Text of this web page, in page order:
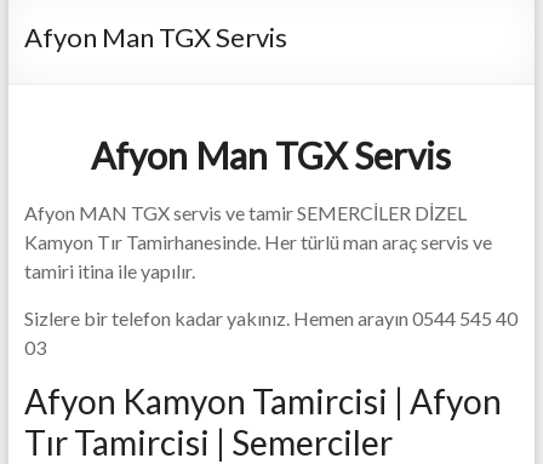
Web
Tasarım
|
Afyon'da
Web
Tasarım
Firması
Afyon Man TGX Servis
Afyon Man TGX Servis
Afyon MAN TGX servis ve tamir SEMERCİLER DİZEL
Kamyon Tır Tamirhanesinde. Her türlü man araç servis ve
tamiri itina ile yapılır.
Sizlere bir telefon kadar yakınız. Hemen arayın 0544 545 40
03
Afyon Kamyon Tamircisi | Afyon
Tır Tamircisi | Semerciler